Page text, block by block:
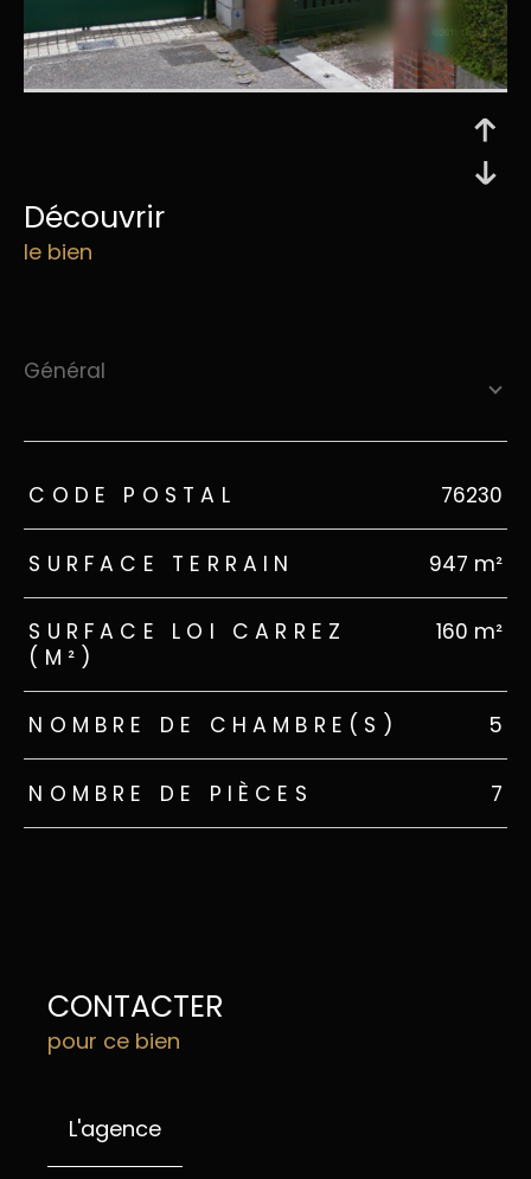
découvrir
le bien
général
TRAD_ZEPHYR_Caracteristique TRAD_ZEPHYR_Valeurs
CODE POSTAL 76230
SURFACE TERRAIN 947 m²
SURFACE LOI CARREZ
(M²)
160 m²
NOMBRE DE CHAMBRE(S) 5
NOMBRE DE PIÈCES 7
CONTACTER
pour ce bien
L'agence